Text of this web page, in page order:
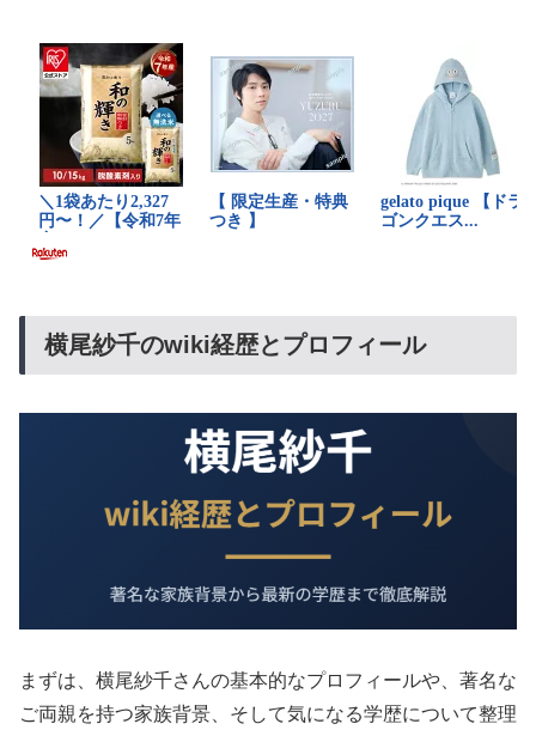
横尾紗千のwiki経歴とプロフィール
まずは、横尾紗千さんの基本的なプロフィールや、著名な
ご両親を持つ家族背景、そして気になる学歴について整理